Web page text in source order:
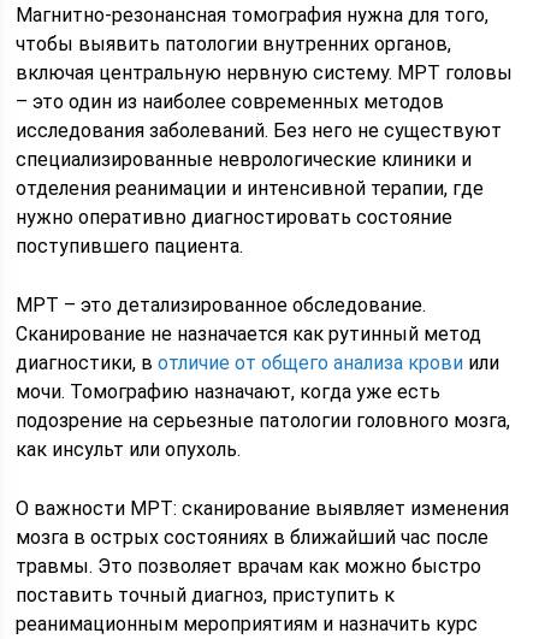
Магнитно-резонансная томография нужна для того,
чтобы выявить патологии внутренних органов,
включая центральную нервную систему. МРТ головы
– это один из наиболее современных методов
исследования заболеваний. Без него не существуют
специализированные неврологические клиники и
отделения реанимации и интенсивной терапии, где
нужно оперативно диагностировать состояние
поступившего пациента.
МРТ – это детализированное обследование.
Сканирование не назначается как рутинный метод
диагностики, вотличие от общего анализа крови или
мочи. Томографию назначают, когда уже есть
подозрение на серьезные патологии головного мозга,
как инсульт или опухоль.
О важности МРТ: сканирование выявляет изменения
мозга в острых состояниях в ближайший час после
травмы. Это позволяет врачам как можно быстро
поставить точный диагноз, приступить к
реанимационным мероприятиям и назначить курс